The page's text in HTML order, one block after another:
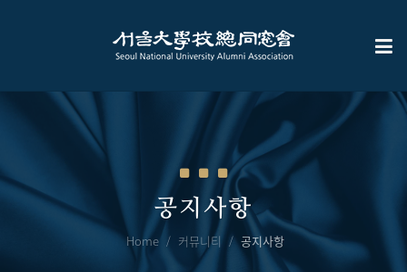
공지사항
Home 커뮤니티 공지사항